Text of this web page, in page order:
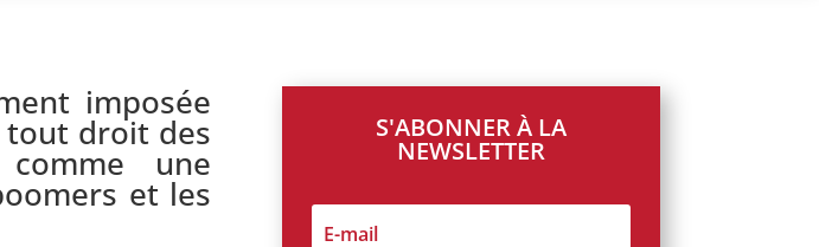
imposée
tout droit des
comme une
et les
S'ABONNER À LA
NEWSLETTER